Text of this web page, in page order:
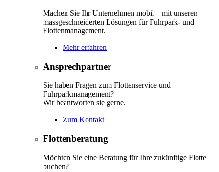
Machen Sie Ihr Unternehmen mobil – mit unseren
massgeschneiderten Lösungen für Fuhrpark- und
Flottenmanagement.
Mehr erfahren
Ansprechpartner
Sie haben Fragen zum Flottenservice und
Fuhrparkmanagement?
Wir beantworten sie gerne.
Zum Kontakt
Flottenberatung
Möchten Sie eine Beratung für Ihre zukünftige Flotte
buchen?